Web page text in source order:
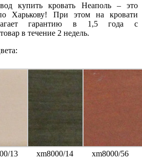
купить кровать Неаполь – это
по Харькову! При этом на кровати
гарантию в 1,5 года с
в течение 2 недель.
13 xm8000/14 xm8000/56